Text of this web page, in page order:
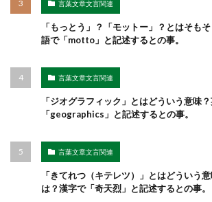
言葉文章文言関連
「もっとう」？「モットー」？とはそも
語で「motto」と記述するとの事。
言葉文章文言関連
「ジオグラフィック」とはどういう意味
「geographics」と記述するとの事。
言葉文章文言関連
「きてれつ（キテレツ）」とはどういう
は？漢字で「奇天烈」と記述するとの事。